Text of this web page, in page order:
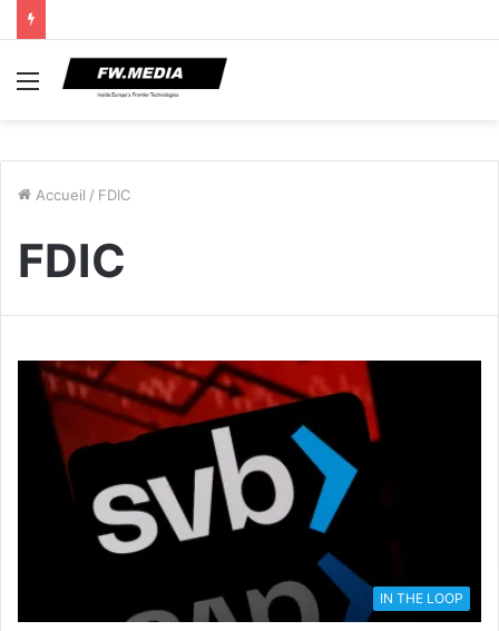
Menu
Accueil / FDIC
FDIC
IN THE LOOP